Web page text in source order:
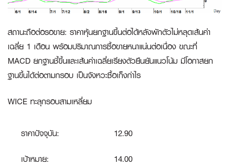
สถานะถือต่อรอขาย: ราคาหุ้นยกฐานขึ้นต่อได้หลังพักตัวไม่หลุดเส้นค่า
เฉลี่ย 1 เดือน พร้อมปริมาณการซื้อขายหนาแน่นต่อเนื่อง ขณะที่
MACD ยกฐานชี้ขึ้นและเส้นค่าเฉลี่ยเรียงตัวยืนยันแนวโน้ม มีโอกาสยก
ฐานขึ้นได้ต่อตามกรอบ เป็นจังหวะซื้อเก็งกำไร
WICE ทะลุกรอบสามเหลี่ยม
ราคาปัจจุบัน:
12.90
เป้าหมาย:
14.00